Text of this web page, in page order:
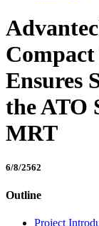
Ensures
the ATO
MRT
6/8/2562
Outline
Project